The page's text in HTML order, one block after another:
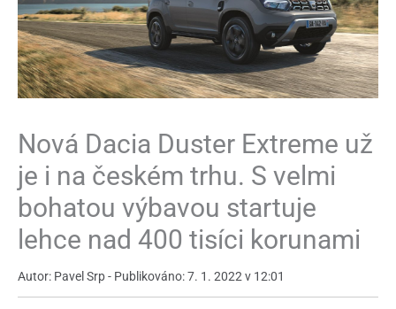
Nová Dacia Duster Extreme už
je i na českém trhu. S velmi
bohatou výbavou startuje
lehce nad 400 tisíci korunami
Autor: Pavel Srp - Publikováno: 7. 1. 2022 v 12:01